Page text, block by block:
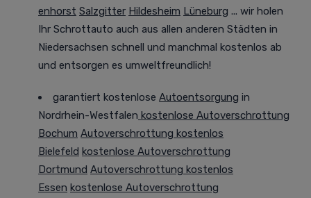
enhorst Salzgitter Hildesheim Lüneburg ... wir holen
Ihr Schrottauto auch aus allen anderen Städten in
Niedersachsen schnell und manchmal kostenlos ab
und entsorgen es umweltfreundlich!
garantiert kostenlose Autoentsorgung in
Nordrhein-Westfalen kostenlose Autoverschrottung
Bochum Autoverschrottung kostenlos
Bielefeld kostenlose Autoverschrottung
Dortmund Autoverschrottung kostenlos
Essen kostenlose Autoverschrottung